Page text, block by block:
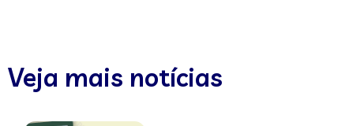
Veja mais notícias